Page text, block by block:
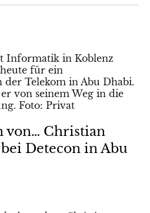
von… Christian
Detecon in Abu